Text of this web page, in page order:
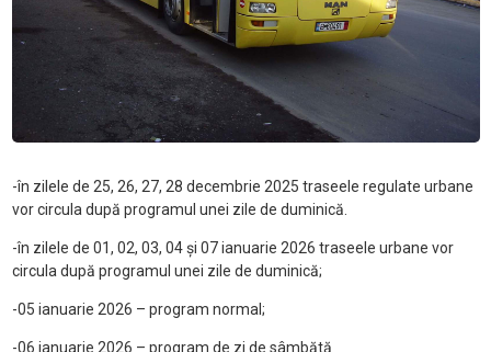
-în zilele de 25, 26, 27, 28 decembrie 2025 traseele regulate urbane
vor circula după programul unei zile de duminică.
-în zilele de 01, 02, 03, 04 și 07 ianuarie 2026 traseele urbane vor
circula după programul unei zile de duminică;
-05 ianuarie 2026 – program normal;
-06 ianuarie 2026 – program de zi de sâmbătă